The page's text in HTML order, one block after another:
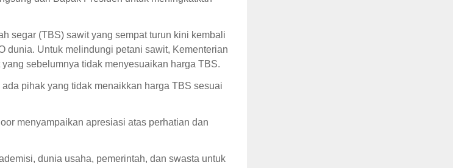
segar (TBS) sawit yang sempat turun kini kembali
dunia. Untuk melindungi petani sawit, Kementerian
sebelumnya tidak menyesuaikan harga TBS.
pihak yang tidak menaikkan harga TBS sesuai
menyampaikan apresiasi atas perhatian dan
dunia usaha, pemerintah, dan swasta untuk